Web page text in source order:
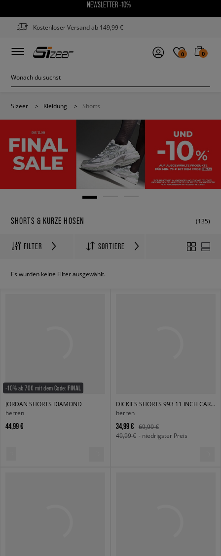
NEWSLETTER -10%
Kostenloser Versand ab 149,99 €
0 0
Sizeer > Kleidung > Shorts
SHORTS & KURZE HOSEN (135)
FILTER SORTIERE
Es wurden keine Filter ausgewählt.
-10% ab 70€ mit dem Code:FINAL
JORDAN SHORTS DIAMOND
herren
44,99 €
DICKIES SHORTS 993 11 INCH CARPENTER SHORT JEANS
herren
34,99 €
69,99 €
49,99 € - niedrigster Preis